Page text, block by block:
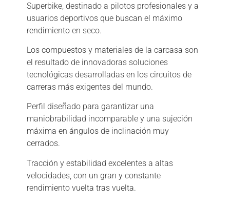
Superbike, destinado a pilotos profesionales y a
usuarios deportivos que buscan el máximo
rendimiento en seco.
Los compuestos y materiales de la carcasa son
el resultado de innovadoras soluciones
tecnológicas desarrolladas en los circuitos de
carreras más exigentes del mundo.
Perfil diseñado para garantizar una
maniobrabilidad incomparable y una sujeción
máxima en ángulos de inclinación muy
cerrados.
Tracción y estabilidad excelentes a altas
velocidades, con un gran y constante
rendimiento vuelta tras vuelta.